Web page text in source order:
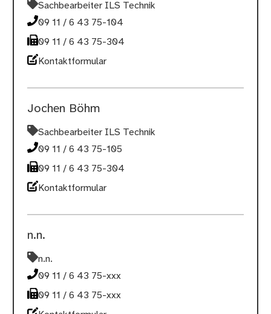
Sachbearbeiter ILS Technik
09 11 / 6 43 75-104
09 11 / 6 43 75-304
Kontaktformular
Jochen Böhm
Sachbearbeiter ILS Technik
09 11 / 6 43 75-105
09 11 / 6 43 75-304
Kontaktformular
n.n.
n.n.
09 11 / 6 43 75-xxx
09 11 / 6 43 75-xxx